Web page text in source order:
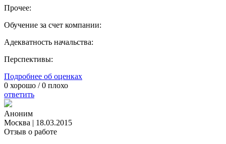
Прочее:
Обучение за счет компании:
Адекватность начальства:
Перспективы:
Подробнее об оценках
0 хорошо /0 плохо
ответить
Аноним
Москва | 18.03.2015
Отзыв о работе